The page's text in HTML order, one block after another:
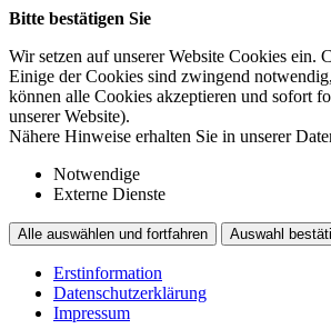
Bitte bestätigen Sie
Wir setzen auf unserer Website Cookies ein.
Einige der Cookies sind zwingend
können alle Cookies akzeptieren und sofort
unserer Website).
Nähere Hinweise erhalten Sie in unserer
Notwendige
Externe Dienste
Alle auswählen und fortfahren Auswahl
Erstinformation
Datenschutzerklärung
Impressum